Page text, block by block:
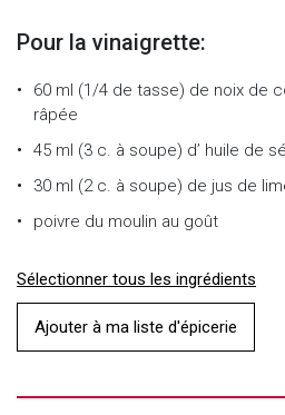
Pour la vinaigrette:
60 ml (1/4 de tasse) de noix de
râpée
45 ml (3 c. à soupe) d’ huile de
30 ml (2 c. à soupe) de jus de
poivre du moulin au goût
Sélectionner tous les ingrédients
Ajouter à ma liste d'épicerie